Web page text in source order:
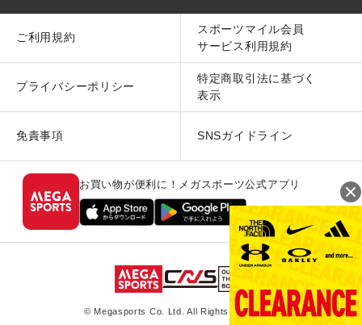
ご利用規約
スポーツマイル会員
サービス利用規約
プライバシーポリシー
特定商取引法に基づく
表示
免責事項 SNSガイドライン
お買い物が便利に！メガスポーツ公式アプリ
© Megasports Co. Ltd. All Rights Reserved.